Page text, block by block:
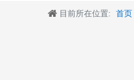
目前所在位置: 首页